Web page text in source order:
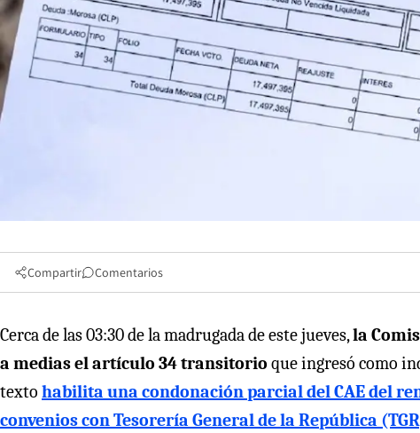
Compartir Comentarios
Cerca de las 03:30 de la madrugada de este jueves,la
a medias el artículo 34 transitorio que ingresó como
texto habilita una condonación parcial del CAE del
convenios con Tesorería General de la República